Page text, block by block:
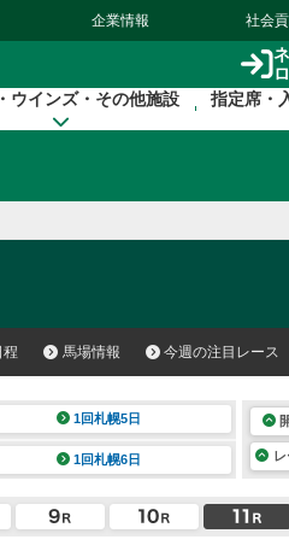
企業情報 社会
ウインズ・その他施設 指定席・
程 馬場情報 今週の注目レース
1回札幌5日
1回札幌6日